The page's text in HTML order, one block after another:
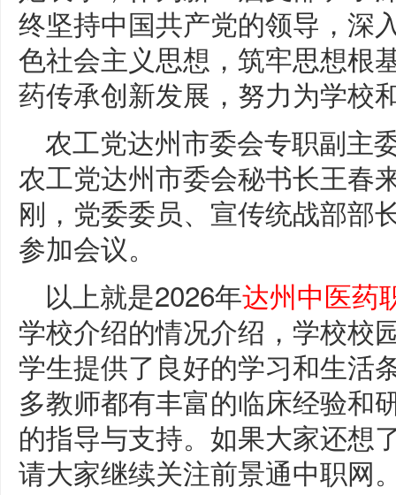
终坚持中国共产党的领导，深
色社会主义思想，筑牢思想根
药传承创新发展，努力为学校
农工党达州市委会专职副主
农工党达州市委会秘书长王春
刚，党委委员、宣传统战部部
参加会议。
以上就是2026年达州中医药
学校介绍的情况介绍，学校校
学生提供了良好的学习和生活
多教师都有丰富的临床经验和
的指导与支持。如果大家还想
请大家继续关注前景通中职网